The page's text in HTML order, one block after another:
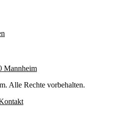
Mannheim
Alle Rechte vorbehalten.